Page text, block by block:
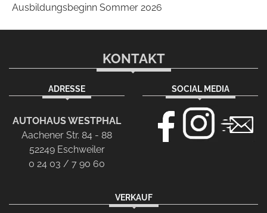
Ausbildungsbeginn Sommer 2026
KONTAKT
ADRESSE
AUTOHAUS WESTPHAL
Aachener Str. 84 - 88
52249 Eschweiler
0 24 03 / 7 90 60
SOCIAL MEDIA
VERKAUF